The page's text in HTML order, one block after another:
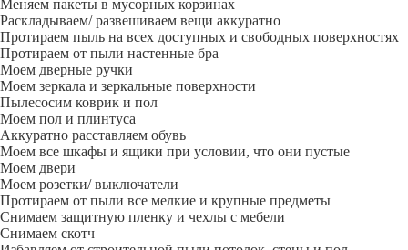
Меняем пакеты в мусорных корзинах
Раскладываем/ развешиваем вещи аккуратно
Протираем пыль на всех доступных и свободных поверхностях
Протираем от пыли настенные бра
Моем дверные ручки
Моем зеркала и зеркальные поверхности
Пылесосим коврик и пол
Моем пол и плинтуса
Аккуратно расставляем обувь
Моем все шкафы и ящики при условии, что они пустые
Моем двери
Моем розетки/ выключатели
Протираем от пыли все мелкие и крупные предметы
Снимаем защитную пленку и чехлы с мебели
Снимаем скотч